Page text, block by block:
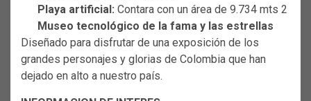
Playa artificial: Contara con un área de 9.734 mts 2
Museo tecnológico de la fama y las estrellas
Diseñado para disfrutar de una exposición de los
grandes personajes y glorias de Colombia que han
dejado en alto a nuestro país.